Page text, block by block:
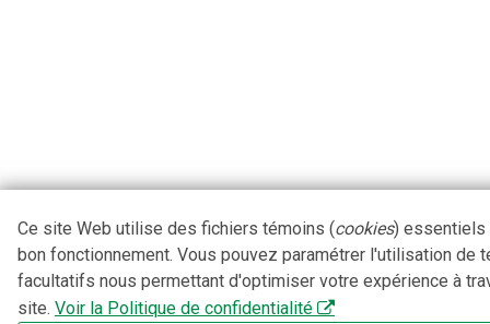
Ce site Web utilise des fichiers témoins (cookies) essentiels
bon fonctionnement. Vous pouvez paramétrer l'utilisation de
facultatifs nous permettant d'optimiser votre expérience à
site. Voir la Politique de confidentialité